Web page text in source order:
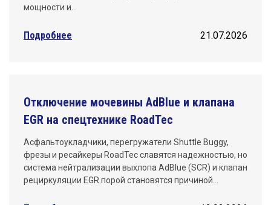
мощности и…
21.07.2026
Подробнее
Отключение мочевины AdBlue и клапана
EGR на спецтехнике RoadTec
Асфальтоукладчики, перегружатели Shuttle Buggy,
фрезы и ресайкеры RoadTec славятся надежностью, но
система нейтрализации выхлопа AdBlue (SCR) и клапан
рециркуляции EGR порой становятся причиной…